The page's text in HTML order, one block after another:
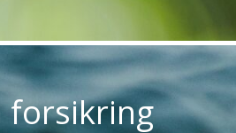
forsikring